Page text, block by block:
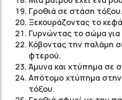
Γροθιά σε στάση τόξου.
Ξεκουράζοντας το
Γυρνώντας το σώμα για
Κόβοντας την παλάμη
φτερού.
Άμυνα και χτύπημα σε
Απότομο χτύπημα
τόξου.